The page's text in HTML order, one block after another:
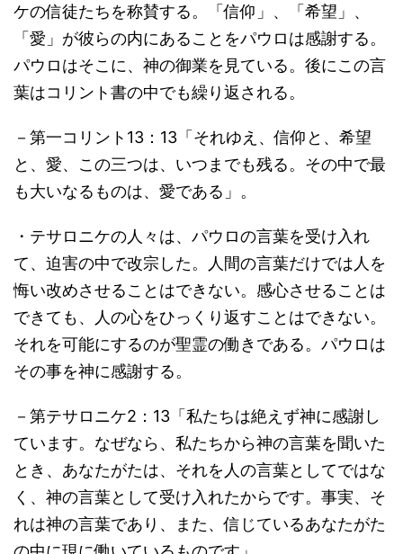
ケの信徒たちを称賛する。「信仰」、「希望」、
「愛」が彼らの内にあることをパウロは感謝する。
パウロはそこに、神の御業を見ている。後にこの言
葉はコリント書の中でも繰り返される。
－第一コリント13：13「それゆえ、信仰と、希望
と、愛、この三つは、いつまでも残る。その中で最
も大いなるものは、愛である」。
・テサロニケの人々は、パウロの言葉を受け入れ
て、迫害の中で改宗した。人間の言葉だけでは人を
悔い改めさせることはできない。感心させることは
できても、人の心をひっくり返すことはできない。
それを可能にするのが聖霊の働きである。パウロは
その事を神に感謝する。
－第テサロニケ2：13「私たちは絶えず神に感謝し
ています。なぜなら、私たちから神の言葉を聞いた
とき、あなたがたは、それを人の言葉としてではな
く、神の言葉として受け入れたからです。事実、そ
れは神の言葉であり、また、信じているあなたがた